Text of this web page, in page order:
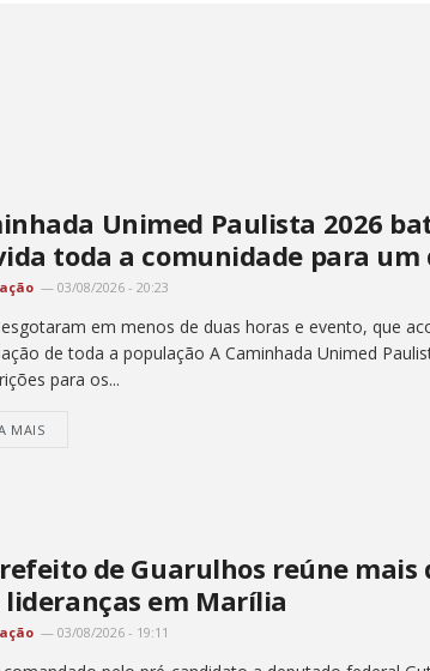
Unimed Paulista 2026
toda a comunidade para um
03/08/2026 - 20:23
em menos de duas horas e evento, que
de toda a população A Caminhada Unimed
para os...
MAIS
de Guarulhos reúne mais
lideranças em Marília
03/08/2026 - 19:11